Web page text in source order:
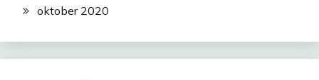
oktober 2020